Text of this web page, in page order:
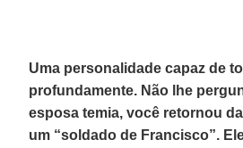
Uma personalidade capaz de
profundamente. Não lhe
esposa temia, você retornou
um “soldado de Francisco”.